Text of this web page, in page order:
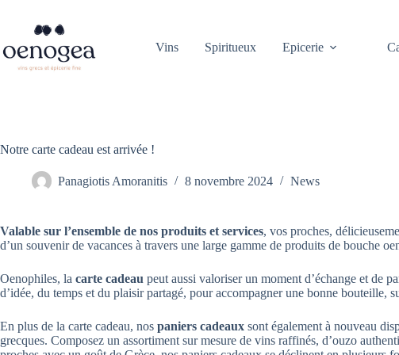
contenu
Vins
Spiritueux Epicerie
Notre carte cadeau est arrivée !
Panagiotis Amoranitis 8 novembre 2024 News
Valable sur l’ensemble de nos produits et services, vos proches,
d’un souvenir de vacances à travers une large gamme de produits de bouche
Oenophiles, la carte cadeau peut aussi valoriser un moment d’échange et de
d’idée, du temps et du plaisir partagé, pour accompagner une bonne bouteille,
En plus de la carte cadeau, nos paniers cadeaux sont également à nouveau
grecques. Composez un assortiment sur mesure de vins raffinés, d’ouzo